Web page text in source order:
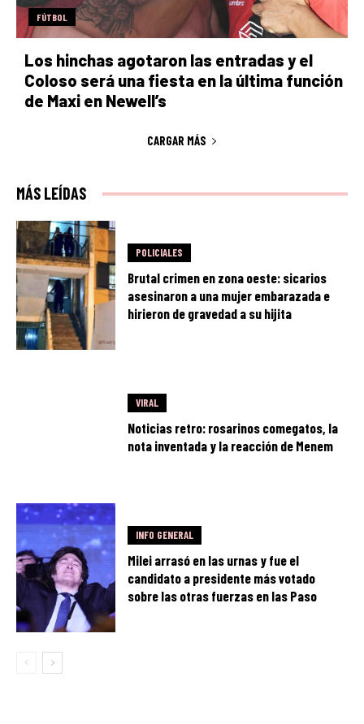
FÚTBOL
Los hinchas agotaron las entradas y el
Coloso será una fiesta en la última función
de Maxi en Newell’s
CARGAR MÁS
MÁS LEÍDAS
POLICIALES
Brutal crimen en zona oeste: sicarios
asesinaron a una mujer embarazada e
hirieron de gravedad a su hijita
VIRAL
Noticias retro: rosarinos comegatos, la
nota inventada y la reacción de Menem
INFO GENERAL
Milei arrasó en las urnas y fue el
candidato a presidente más votado
sobre las otras fuerzas en las Paso